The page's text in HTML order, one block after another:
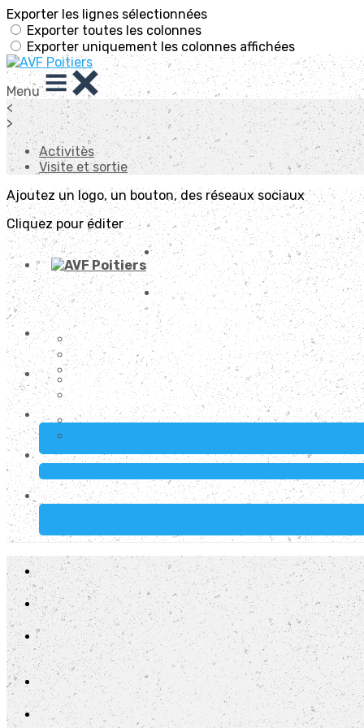
Exporter les lignes sélectionnées
Exporter toutes les colonnes
Exporter uniquement les colonnes affichées
Menu
<
>
Activitès
Visite et sortie
Ajoutez un logo, un bouton, des réseaux sociaux
Cliquez pour éditer